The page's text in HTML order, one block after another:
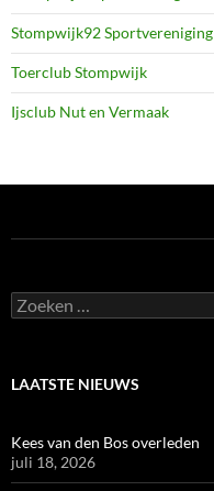
Stompwijk92 Sportvereniging
Toerclub Stompwijk
Ijsclub Nut en Vermaak
Zoeken
naar:
LAATSTE NIEUWS
Kees van den Bos overleden
juli 18, 2026